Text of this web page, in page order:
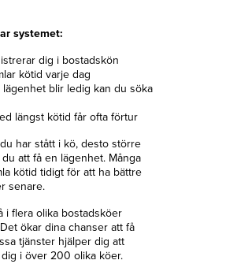
systemet:
dig i bostadskön
kötid varje dag
lägenhet blir ledig kan du söka
längst kötid får ofta förtur
har stått i kö, desto större
att få en lägenhet. Många
kötid tidigt för att ha bättre
senare.
i flera olika bostadsköer
ökar dina chanser att få
tjänster hjälper dig att
i över 200 olika köer.